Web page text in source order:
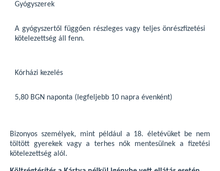
Gyógyszerek
A gyógyszertől függően részleges vagy teljes önrészfizetési
kötelezettség áll fenn.
Kórházi kezelés
5,80 BGN naponta (legfeljebb 10 napra évenként)
Bizonyos személyek, mint például a 18. életévüket be nem
töltött gyerekek vagy a terhes nők mentesülnek a fizetési
kötelezettség alól.